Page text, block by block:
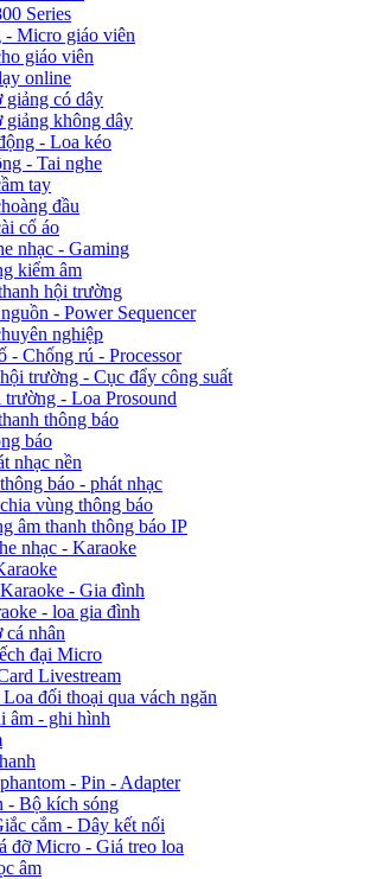
Series
- Micro giáo viên
giáo viên
online
giảng có dây
giảng không dây
- Loa kéo
- Tai nghe
tay
đầu
cổ áo
nhạc - Gaming
kiểm âm
hội trường
- Power Sequencer
nghiệp
- Chống rú - Processor
trường - Cục đẩy công suất
- Loa Prosound
thông báo
báo
nhạc nền
báo - phát nhạc
vùng thông báo
âm thanh thông báo IP
nhạc - Karaoke
- Gia đình
- loa gia đình
nhân
đại Micro
Livestream
đối thoại qua vách ngăn
âm - ghi hình
- Pin - Adapter
- Bộ kích sóng
cắm - Dây kết nối
đỡ Micro - Giá treo loa
âm